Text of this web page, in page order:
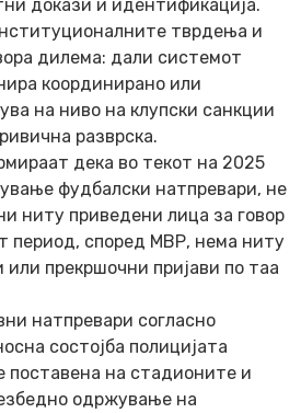
докази и идентификација.
тврдења и
дилема: дали системот
координирано или
на ниво на клупски санкции
разврска.
дека во текот на 2025
фудбалски натпревари, не
ниту приведени лица за говор
период, според МВР, нема ниту
прекршочни пријави по таа
натпревари согласно
состојба полицијата
поставена на стадионите и
одржување на